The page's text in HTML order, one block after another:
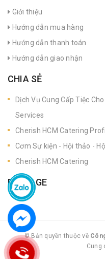
Giới thiệu
Hướng dẫn mua hàng
Hướng dẫn thanh toán
Hướng dẫn giao nhận
CHIA SẺ
Dịch Vụ Cung Cấp Tiệc
Services
Cherish HCM Catering
Cơm Sự kiện - Hội thảo -
Cherish HCM Catering
FANPAGE
© Bản quyền thuộc về
Cung